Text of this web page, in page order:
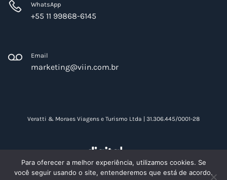
WhatsApp
+55 11 99868-6145
Email
marketing@viin.com.br
Veratti & Moraes Viagens e Turismo Ltda | 31.306.445/0001-28
Criação de sites
Para oferecer a melhor experiência, utilizamos cookies. Se
você seguir usando o site, entenderemos que está de acordo.